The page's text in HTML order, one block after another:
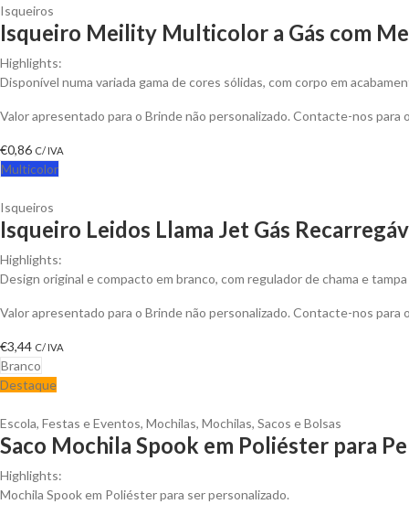
Isqueiros
Isqueiro Meility Multicolor a Gás com
Highlights:
Disponível numa variada gama de cores sólidas, com corpo em
Valor apresentado para o Brinde não personalizado. Contacte-nos
€0,86 C/ IVA
Multicolor
Isqueiros
Isqueiro Leidos Llama Jet Gás
Highlights:
Design original e compacto em branco, com regulador de chama e
Valor apresentado para o Brinde não personalizado. Contacte-nos
€3,44 C/ IVA
Branco
Destaque
Escola, Festas e Eventos, Mochilas, Mochilas, Sacos e Bolsas
Saco Mochila Spook em Poliéster para
Highlights:
Mochila Spook em Poliéster para ser personalizado.